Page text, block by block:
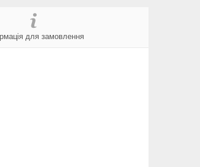
для замовлення